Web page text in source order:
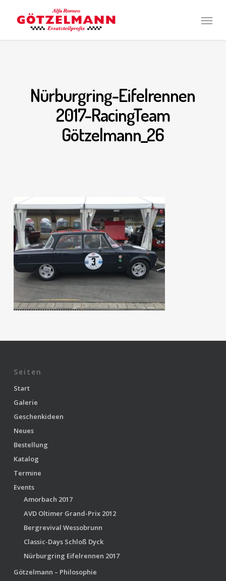
Menu
Nürburgring-Eifelrennen
2017-RacingTeam
Götzelmann_26
Seiten
Start
Galerie
Geschenkideen
Neues
Bestellung
Katalog
Termine
Events
Amorbach 2017
AVD Oltimer Grand-Prix 2012
Bergrevival Wessobrunn
Classic-Days Schloß Dyck
Nürburgring Eifelrennen 2017
Götzelmann – Philosophie